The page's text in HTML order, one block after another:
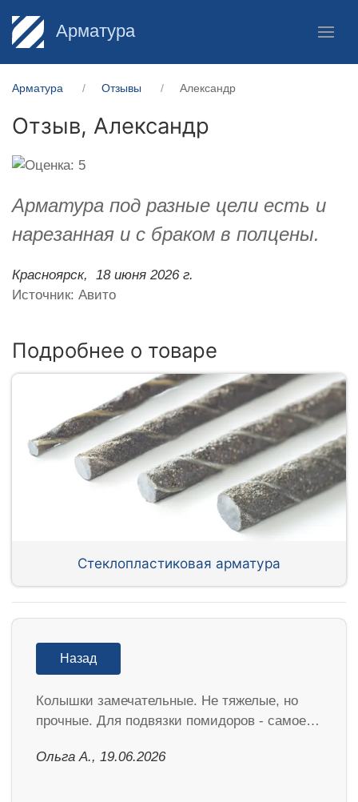
Арматура
Арматура Отзывы Александр
Отзыв, Александр
Арматура под разные цели есть и
нарезанная и с браком в полцены.
Красноярск,
18 июня 2026 г.
Источник: Авито
Подробнее о товаре
Стеклопластиковая арматура
Назад
Колышки замечательные. Не тяжелые, но
прочные. Для подвязки помидоров - самое…
Ольга А., 19.06.2026